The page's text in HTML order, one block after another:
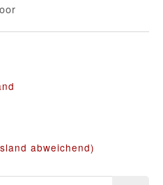
abweichend)